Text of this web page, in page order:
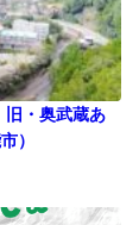
・奥武蔵あ
）